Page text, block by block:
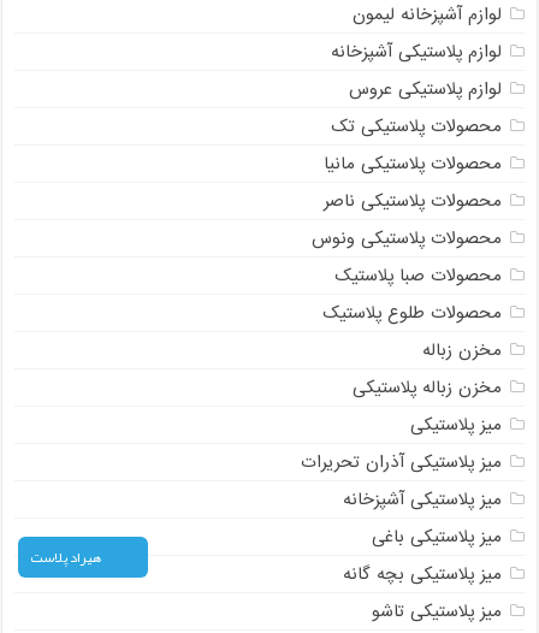
لوازم آشپزخانه لیمون
لوازم پلاستیکی آشپزخانه
لوازم پلاستیکی عروس
محصولات پلاستیکی تک
محصولات پلاستیکی مانیا
محصولات پلاستیکی ناصر
محصولات پلاستیکی ونوس
محصولات صبا پلاستیک
محصولات طلوع پلاستیک
مخزن زباله
مخزن زباله پلاستیکی
میز پلاستیکی
میز پلاستیکی آذران تحریرات
میز پلاستیکی آشپزخانه
میز پلاستیکی باغی
میز پلاستیکی بچه گانه
میز پلاستیکی تاشو
هیراد پلاست